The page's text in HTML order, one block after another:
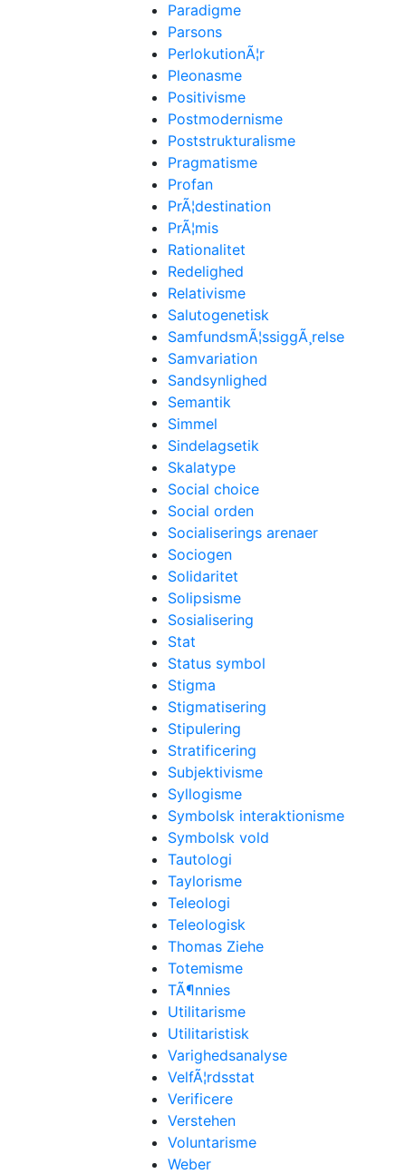
Paradigme
Parsons
PerlokutionÃ¦r
Pleonasme
Positivisme
Postmodernisme
Poststrukturalisme
Pragmatisme
Profan
PrÃ¦destination
PrÃ¦mis
Rationalitet
Redelighed
Relativisme
Salutogenetisk
SamfundsmÃ¦ssiggÃ¸relse
Samvariation
Sandsynlighed
Semantik
Simmel
Sindelagsetik
Skalatype
Social choice
Social orden
Socialiserings arenaer
Sociogen
Solidaritet
Solipsisme
Sosialisering
Stat
Status symbol
Stigma
Stigmatisering
Stipulering
Stratificering
Subjektivisme
Syllogisme
Symbolsk interaktionisme
Symbolsk vold
Tautologi
Taylorisme
Teleologi
Teleologisk
Thomas Ziehe
Totemisme
TÃ¶nnies
Utilitarisme
Utilitaristisk
Varighedsanalyse
VelfÃ¦rdsstat
Verificere
Verstehen
Voluntarisme
Weber